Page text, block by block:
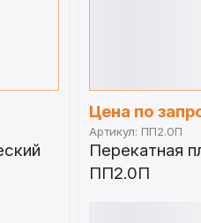
Цена по
Артикул: ПП2.0П
Перекатная
ПП2.0П